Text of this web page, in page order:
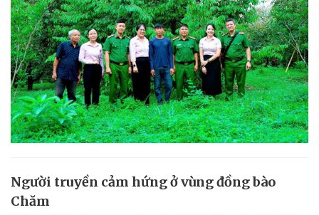
Người truyền cảm hứng ở vùng đồng bào
Chăm